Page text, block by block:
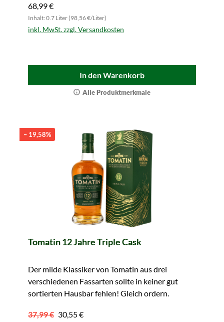
68,99 €
Inhalt: 0.7 Liter (98,56 €/Liter)
inkl. MwSt. zzgl. Versandkosten
In den Warenkorb
Alle Produktmerkmale
– 19,58%
Tomatin 12 Jahre Triple Cask
Der milde Klassiker von Tomatin aus drei
verschiedenen Fassarten sollte in keiner gut
sortierten Hausbar fehlen! Gleich ordern.
37,99 € 30,55 €